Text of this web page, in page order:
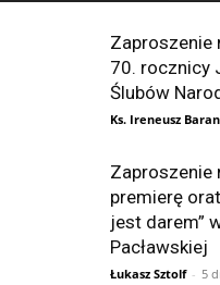
Zaproszenie
70. rocznicy
Ślubów
Ks. Ireneusz Baran
Zaproszenie
premierę
jest darem”
Pacławskiej
Łukasz Sztolf - 5